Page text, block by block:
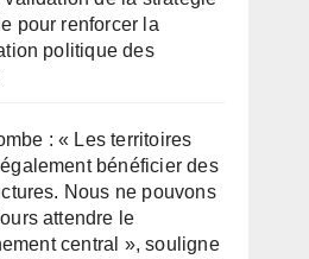
pour renforcer la
politique des
: « Les territoires
bénéficier des
Nous ne pouvons
attendre le
central », souligne